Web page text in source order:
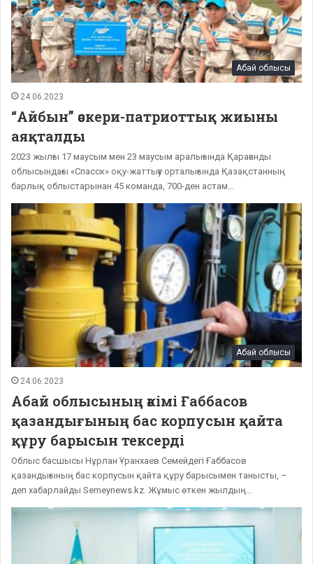
Абай облысы
24.06.2023
“Айбын” әскери-патриоттық жиыны
аяқталды
2023 жылғы 17 маусым мен 23 маусым аралығында Қарағанды ​​
облысындағы «Спасск» оқу-жаттығу орталығында Қазақстанның
барлық облыстарынан 45 команда, 700-ден астам…
Абай облысы
24.06.2023
Абай облысының әкімі Ғаббасов
қазандығының бас корпусын қайта
құру барысын тексерді
Облыс басшысы Нұрлан Ұранхаев Семейдегі Ғаббасов
қазандығының бас корпусын қайта құру барысымен танысты, –
деп хабарлайды Semeynews.kz. Жұмыс өткен жылдың…